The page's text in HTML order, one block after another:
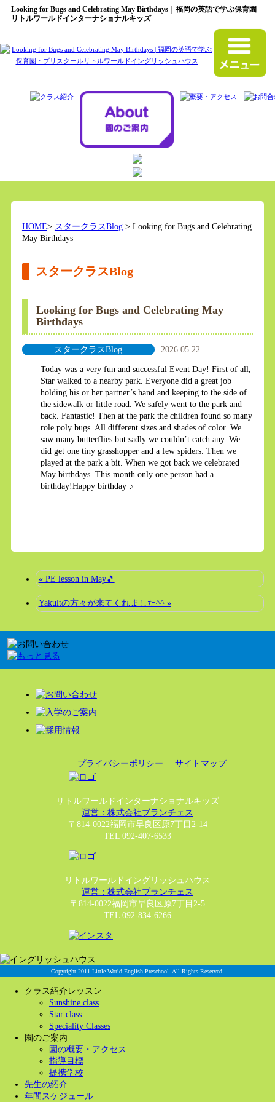
Looking for Bugs and Celebrating May Birthdays｜福岡の英語で学ぶ保育園
リトルワールドインターナショナルキッズ
HOME> スタークラスBlog> Looking for Bugs and Celebrating
May Birthdays
スタークラスBlog
Looking for Bugs and Celebrating May
Birthdays
スタークラスBlog 2026.05.22
Today was a very fun and successful Event Day! First of all,
Star walked to a nearby park. Everyone did a great job
holding his or her partner’s hand and keeping to the side of
the sidewalk or little road. We safely went to the park and
back. Fantastic! Then at the park the children found so many
role poly bugs. All different sizes and shades of color. We
saw many butterflies but sadly we couldn’t catch any. We
did get one tiny grasshopper and a few spiders. Then we
played at the park a bit. When we got back we celebrated
May birthdays. This month only one person had a
birthday!Happy birthday ♪
« PE lesson in May🎵
Yakultの方々が来てくれました^^ »
プライバシーポリシー サイトマップ
リトルワールドインターナショナルキッズ
運営：株式会社ブランチェス
〒814-0022福岡市早良区原7丁目2-14
TEL 092-407-6533
リトルワールドイングリッシュハウス
運営：株式会社ブランチェス
〒814-0022福岡市早良区原7丁目2-5
TEL 092-834-6266
Copyright 2011 Little World English Preschool. All Rights Reserved.
クラス紹介レッスン
Sunshine class
Star class
Speciality Classes
園のご案内
園の概要・アクセス
指導目標
提携学校
先生の紹介
年間スケジュール